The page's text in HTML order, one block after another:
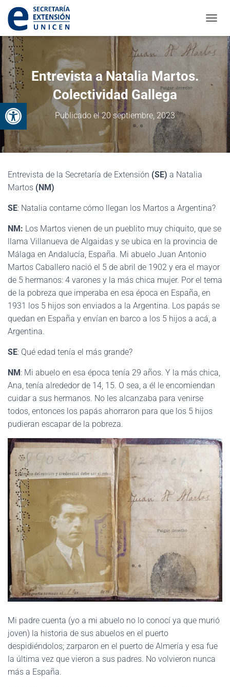
Abrir barra de herramientas
Entrevista a Natalia Martos.
Colectividad Gallega
Publicado el20 septiembre, 2023
Entrevista de la Secretaría de Extensión (SE) a Natalia
Martos (NM)
SE: Natalia contame cómo llegan los Martos a Argentina?
NM: Los Martos vienen de un pueblito muy chiquito, que se
llama Villanueva de Algaidas y se ubica en la provincia de
Málaga en Andalucía, España. Mi abuelo Juan Antonio
Martos Caballero nació el 5 de abril de 1902 y era el mayor
de 5 hermanos: 4 varones y la más chica mujer. Por el tema
de la pobreza que imperaba en esa época en España, en
1931 los 5 hijos son enviados a la Argentina. Los papás se
quedan en España y envían en barco a los 5 hijos a acá, a
Argentina.
SE: Qué edad tenía el más grande?
NM: Mi abuelo en esa época tenía 29 años. Y la más chica,
Ana, tenía alrededor de 14, 15. O sea, a él le encomiendan
cuidar a sus hermanos. No les alcanzaba para venirse
todos, entonces los papás ahorraron para que los 5 hijos
pudieran escapar de la pobreza.
Mi padre cuenta (yo a mi abuelo no lo conocí ya que murió
joven) la historia de sus abuelos en el puerto
despidiéndolos; zarparon en el puerto de Almería y esa fue
la última vez que vieron a sus padres. No volvieron nunca
más a España.